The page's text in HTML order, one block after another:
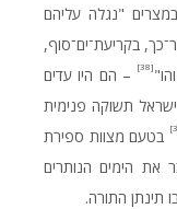
במצרים "נגלה עליהם
בקריעת־ים־סוף,
[38]
– הם היו עדים
תשוקה פנימית
בטעם מצוות ספירת
את הימים הנותרים
תינתן התורה.